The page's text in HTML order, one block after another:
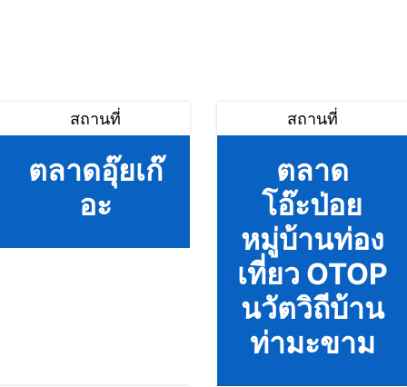
สถานที่
ตลาดอุ๊ยเก๊
อะ
สถานที่
ตลาด
โอ๊ะป่อย
หมู่บ้านท่อง
เที่ยว OTOP
นวัตวิถีบ้าน
ท่ามะขาม